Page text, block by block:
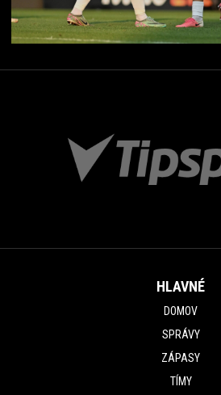
HLAVNÉ
DOMOV
SPRÁVY
ZÁPASY
TÍMY